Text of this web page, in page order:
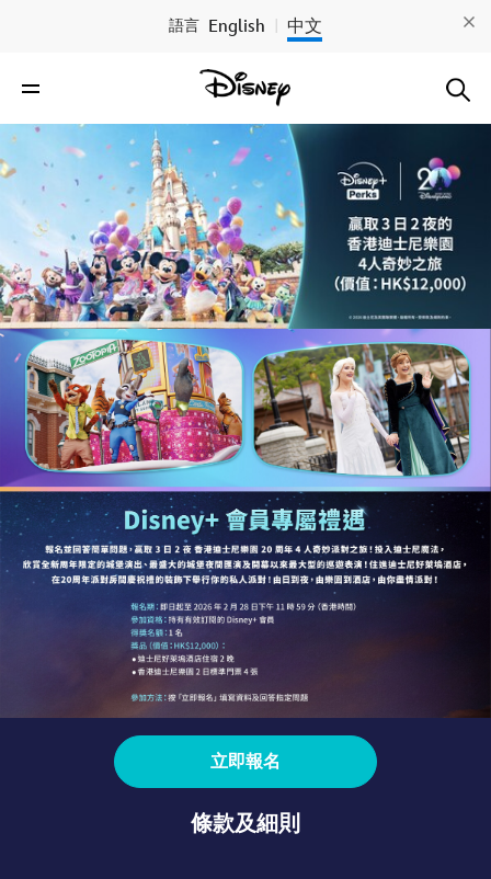
語言 English 中文
立即報名
條款及細則